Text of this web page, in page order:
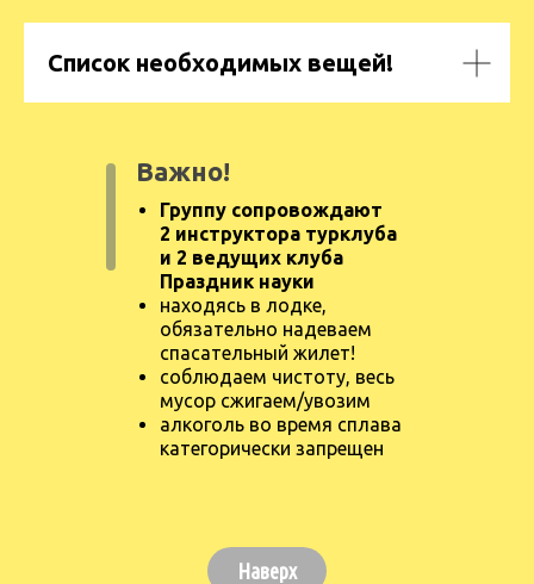
Список необходимых вещей!
Группу сопровождают
2 инструктора турклуба
и 2 ведущих клуба
Праздник науки
находясь в лодке,
обязательно надеваем
спасательный жилет!
соблюдаем чистоту, весь
мусор сжигаем/увозим
алкоголь во время сплава
категорически запрещен
Важно!
Наверх